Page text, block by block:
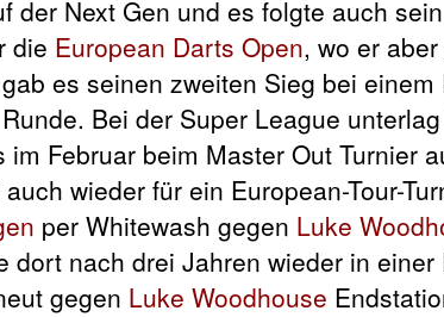
der Next Gen und es folgte auch
die European Darts Open, wo er
es seinen zweiten Sieg bei
Bei der Super League
Februar beim Master Out Turnier
wieder für ein European-Tour-
per Whitewash gegen Luke
dort nach drei Jahren wieder in einer
gegen Luke Woodhouse